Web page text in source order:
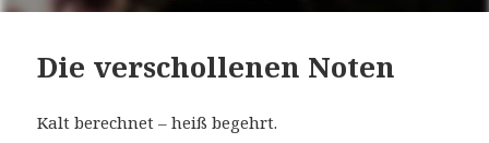
Die verschollenen Noten
Kalt berechnet – heiß begehrt.